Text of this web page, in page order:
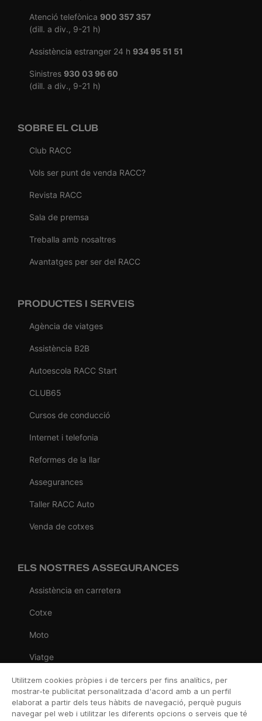
Atenció telefònica 900 357 357
(dill. a div., 9-21 h)
Assistència estranger 24 h 934 95 51 51
Sinistres 930 03 96 60
(dill. a div., 9-21 h)
SOBRE EL CLUB
Club RACC
Vols ser punt de venda RACC?
Revista RACC
Sala de premsa
Treballa amb nosaltres
Avantatges per ser del RACC
PRODUCTES I SERVEIS
Agència de viatges
Assistència B2B
Autoescola RACC Start
CLUB65
Cursos de conducció
Internet i telefonia
Reformes de la llar
Assegurances
Taller RACC Auto
Venda de cotxes
ELS NOSTRES ASSEGURANCES
Assistència en carretera
Cotxe
Moto
Viatge
Llar
Vida
Utilitzem cookies pròpies i de tercers per fins analítics, per
mostrar-te publicitat personalitzada d'acord amb a un perfil
elaborat a partir dels teus hàbits de navegació, perquè puguis
navegar pel web i utilitzar les diferents opcions o serveis que té